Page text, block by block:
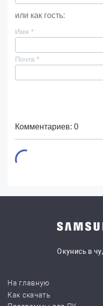
или как гость:
Имя *
Почта *
Комментариев: 0
Окунись в
На главную
Как скачать